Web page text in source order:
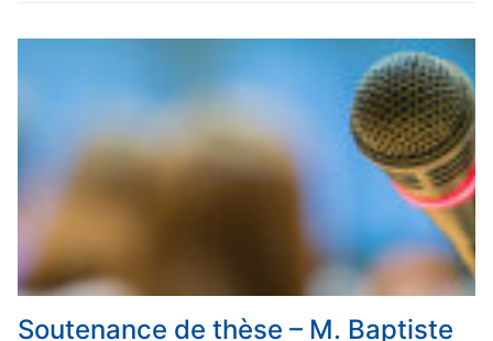
Soutenance de thèse – M. Baptiste